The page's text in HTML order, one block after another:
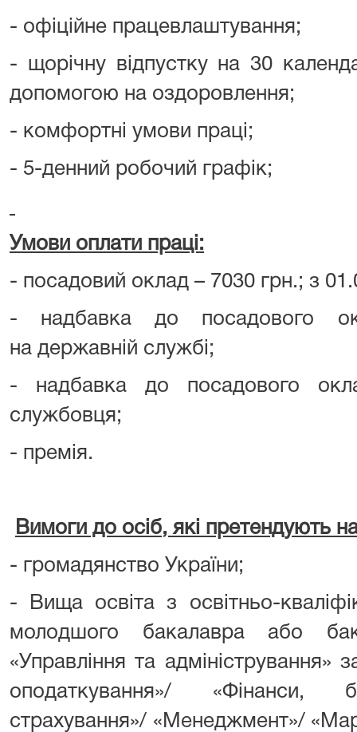
- офіційне працевлаштування;
- щорічну відпустку на 30
допомогою на оздоровлення;
- комфортні умови праці;
- 5-денний робочий графік;
Умови оплати праці:
- посадовий оклад – 7030 грн.; з
- надбавка до посадового
на державній службі;
- надбавка до посадового
службовця;
- премія.
Вимоги до осіб, які претендують
- громадянство України;
- Вища освіта з освітньо-
молодшого бакалавра або
«Управління та адміністрування»
оподаткування»/ «Фінанси,
страхування»/ «Менеджмент»/